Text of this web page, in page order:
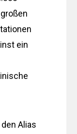
ein
Alias